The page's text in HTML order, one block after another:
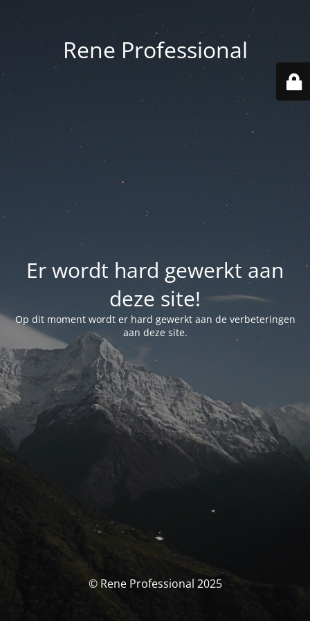
Rene Professional
Er wordt hard gewerkt aan
deze site!
Op dit moment wordt er hard gewerkt aan de verbeteringen
aan deze site.
© Rene Professional 2025